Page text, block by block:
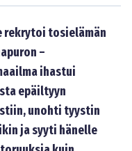
rekrytoi tosielämän
–
ihastui
epäiltyyn
unohti tyystin
ja syyti hänelle